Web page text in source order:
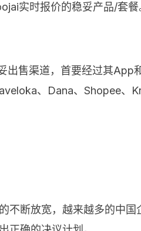
实时报价的稳妥产品/套餐
售渠道，首要经过其App
、Dana、Shopee、
不断放宽，越来越多的中